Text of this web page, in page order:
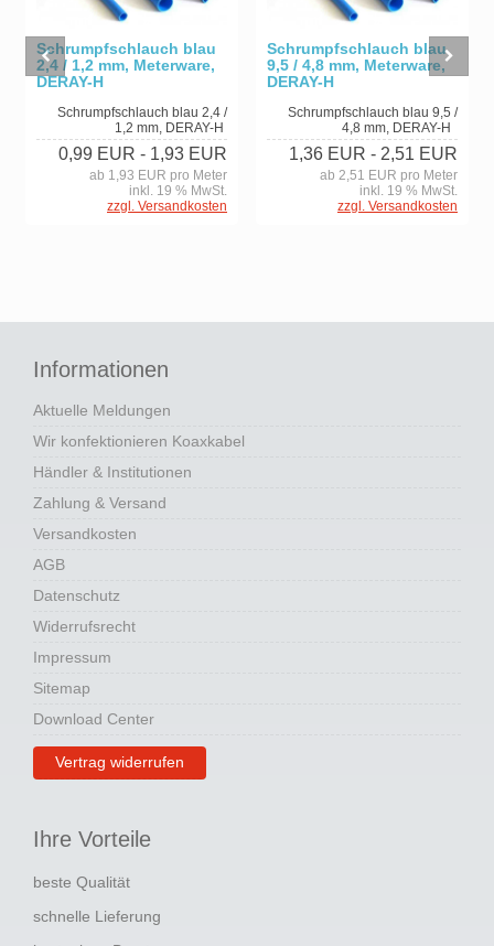
Schrumpfschlauch blau
2,4 / 1,2 mm, Meterware,
DERAY-H
Schrumpfschlauch blau 2,4 /
1,2 mm, DERAY-H
0,99 EUR - 1,93 EUR
ab 1,93 EUR pro Meter
inkl. 19 % MwSt.
zzgl. Versandkosten
Schrumpfschlauch blau
9,5 / 4,8 mm, Meterware,
DERAY-H
Schrumpfschlauch blau 9,5 /
4,8 mm, DERAY-H
1,36 EUR - 2,51 EUR
ab 2,51 EUR pro Meter
inkl. 19 % MwSt.
zzgl. Versandkosten
Informationen
Aktuelle Meldungen
Wir konfektionieren Koaxkabel
Händler & Institutionen
Zahlung & Versand
Versandkosten
AGB
Datenschutz
Widerrufsrecht
Impressum
Sitemap
Download Center
Vertrag widerrufen
Ihre Vorteile
beste Qualität
schnelle Lieferung